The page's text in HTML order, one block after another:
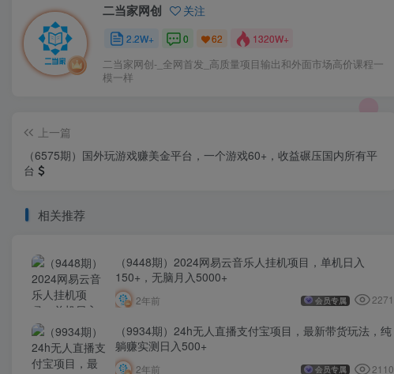
二当家网创 关注
2.2W+ 0 62 1320W+
二当家网创-_全网首发_高质量项目输出和外面市场高价课程一
模一样
上一篇
（6575期）国外玩游戏赚美金平台，一个游戏60+，收益碾压国内所有平
台
相关推荐
（9448期）2024网易云音乐人挂机项目，单机日入
150+，无脑月入5000+
2年前 会员专属 2271
（9934期）24h无人直播支付宝项目，最新带货玩法，纯
躺赚实测日入500+
2年前 会员专属 2110